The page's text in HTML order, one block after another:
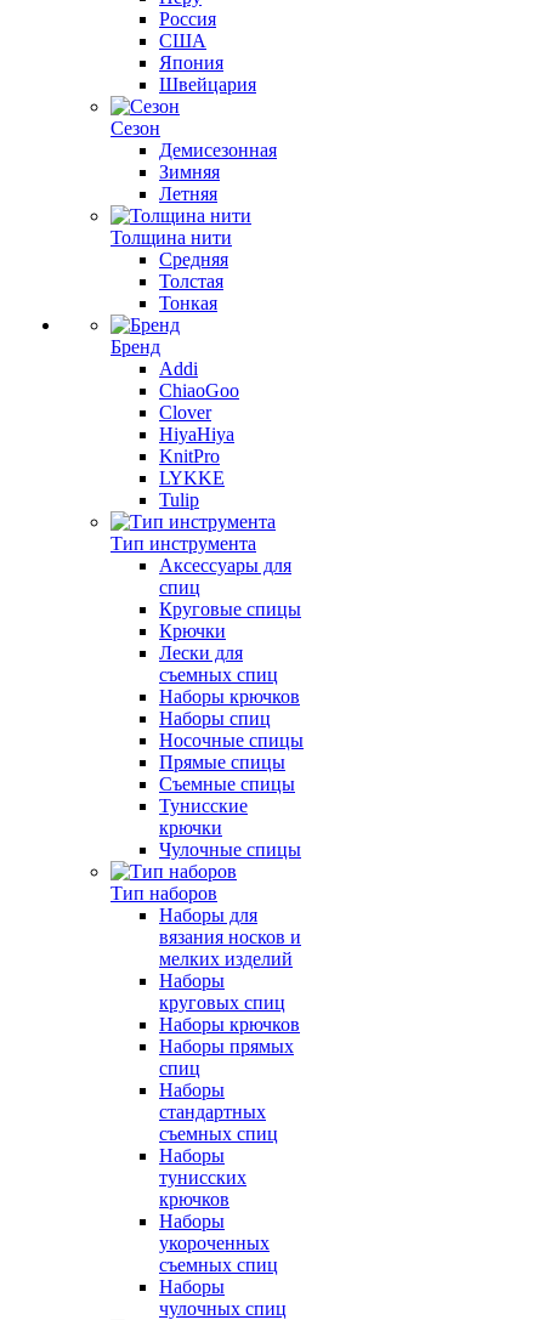
Россия
США
Япония
Швейцария
Сезон
Демисезонная
Зимняя
Летняя
Толщина нити
Средняя
Толстая
Тонкая
Бренд
Addi
ChiaoGoo
Clover
HiyaHiya
KnitPro
LYKKE
Tulip
Тип инструмента
Аксессуары для
спиц
Круговые спицы
Крючки
Лески для
съемных спиц
Наборы крючков
Наборы спиц
Носочные спицы
Прямые спицы
Съемные спицы
Тунисские
крючки
Чулочные спицы
Тип наборов
Наборы для
вязания носков и
мелких изделий
Наборы
круговых спиц
Наборы крючков
Наборы прямых
спиц
Наборы
стандартных
съемных спиц
Наборы
тунисских
крючков
Наборы
укороченных
съемных спиц
Наборы
чулочных спиц